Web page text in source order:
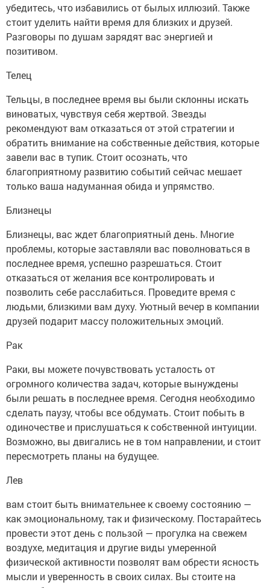
убедитесь, что избавились от былых иллюзий. Также
стоит уделить найти время для близких и друзей.
Разговоры по душам зарядят вас энергией и
позитивом.
Телец
Тельцы, в последнее время вы были склонны искать
виноватых, чувствуя себя жертвой. Звезды
рекомендуют вам отказаться от этой стратегии и
обратить внимание на собственные действия, которые
завели вас в тупик. Стоит осознать, что
благоприятному развитию событий сейчас мешает
только ваша надуманная обида и упрямство.
Близнецы
Близнецы, вас ждет благоприятный день. Многие
проблемы, которые заставляли вас поволноваться в
последнее время, успешно разрешаться. Стоит
отказаться от желания все контролировать и
позволить себе расслабиться. Проведите время с
людьми, близкими вам духу. Уютный вечер в компании
друзей подарит массу положительных эмоций.
Рак
Раки, вы можете почувствовать усталость от
огромного количества задач, которые вынуждены
были решать в последнее время. Сегодня необходимо
сделать паузу, чтобы все обдумать. Стоит побыть в
одиночестве и прислушаться к собственной интуиции.
Возможно, вы двигались не в том направлении, и стоит
пересмотреть планы на будущее.
Лев
вам стоит быть внимательнее к своему состоянию —
как эмоциональному, так и физическому. Постарайтесь
провести этот день с пользой — прогулка на свежем
воздухе, медитация и другие виды умеренной
физической активности позволят вам обрести ясность
мысли и уверенность в своих силах. Вы стоите на